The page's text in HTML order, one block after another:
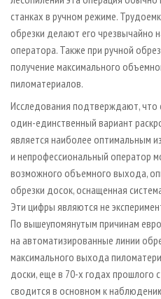
станках в ручном режиме.
обрезки делают его чрезвычайно
оператора. Также при ручной
получение максимального
пиломатериалов.
Исследования подтверждают, что
один-единственный вариант
является наиболее оптимальным
и непрофессиональный оператор
возможного объемного выхода,
обрезки досок, оснащенная
Эти цифры являются не
По вышеупомянутым причинам
на автоматизированные линии
максимального выхода
доски, еще в 70-х годах прошлого
сводится в основном к